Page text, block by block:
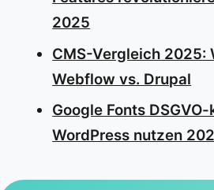
2025
CMS-Vergleich 2025:
Webflow vs. Drupal
Google Fonts
WordPress nutzen